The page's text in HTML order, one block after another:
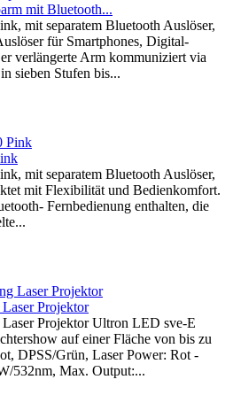
mit Bluetooth...
mit separatem Bluetooth Auslöser,
für Smartphones, Digital-
verlängerte Arm kommuniziert via
sieben Stufen bis...
mit separatem Bluetooth Auslöser,
mit Flexibilität und Bedienkomfort.
Fernbedienung enthalten, die
Projektor
Projektor Ultron LED sve-E
auf einer Fläche von bis zu
DPSS/Grün, Laser Power: Rot -
532nm, Max. Output:...